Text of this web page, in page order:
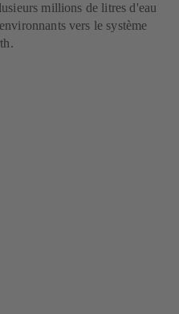
millions de litres d'eau
vers le système